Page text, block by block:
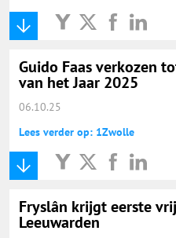
Onderwijs Nieuws Dienst
@onderwijsnieuws
Vacaturewijzer
Guido Faas verkozen
van het Jaar 2025
06.10.25
Lees verder op: 1Zwolle
Fryslân krijgt eerste
Leeuwarden